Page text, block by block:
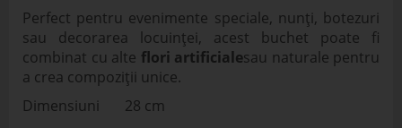
Perfect pentru evenimente speciale, nunți, botezuri
sau decorarea locuinței, acest buchet poate fi
combinat cu alte flori artificialesau naturale pentru
a crea compoziții unice.
Dimensiuni 28 cm